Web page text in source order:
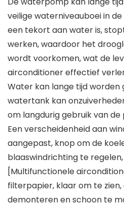
veilige waterniveauboei in
een tekort aan water is,
werken, waardoor het
wordt voorkomen, wat de
airconditioner effectief
Water kan lange tijd worden
watertank kan
om langdurig gebruik van
Een verscheidenheid aan
aangepast, knop om de
blaaswindrichting te
[Multifunctionele
filterpapier, klaar om te
demonteren en schoon te